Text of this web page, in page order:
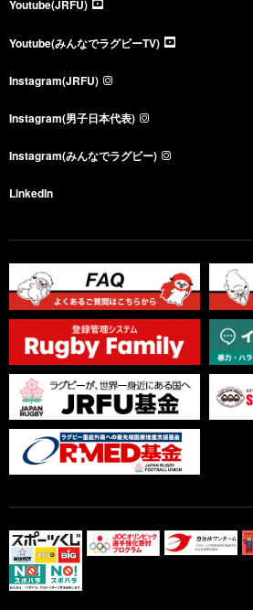
Youtube(JRFU)
Youtube(みんなでラグビーTV)
Instagram(JRFU)
Instagram(男子日本代表)
Instagram(みんなでラグビー)
LinkedIn